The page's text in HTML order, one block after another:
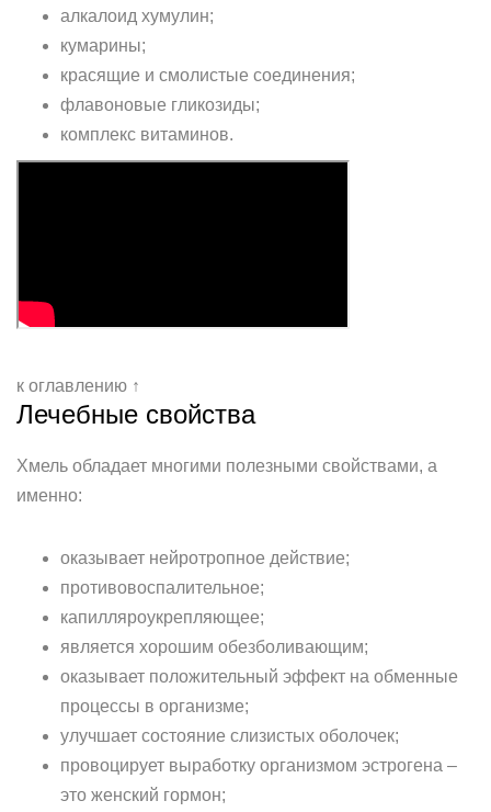
алкалоид хумулин;
кумарины;
красящие и смолистые соединения;
флавоновые гликозиды;
комплекс витаминов.
к оглавлению ↑
Лечебные свойства
Хмель обладает многими полезными свойствами, а
именно:
оказывает нейротропное действие;
противовоспалительное;
капилляроукрепляющее;
является хорошим обезболивающим;
оказывает положительный эффект на обменные
процессы в организме;
улучшает состояние слизистых оболочек;
провоцирует выработку организмом эстрогена –
это женский гормон;